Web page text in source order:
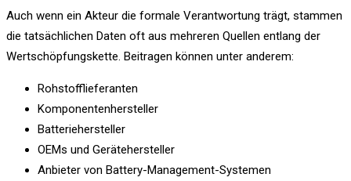
Auch wenn ein Akteur die formale Verantwortung trägt, stammen
die tatsächlichen Daten oft aus mehreren Quellen entlang der
Wertschöpfungskette. Beitragen können unter anderem:
Rohstofflieferanten
Komponentenhersteller
Batteriehersteller
OEMs und Gerätehersteller
Anbieter von Battery-Management-Systemen